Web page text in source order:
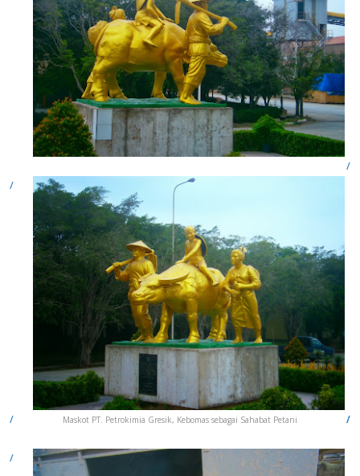
Maskot PT. Petrokimia Gresik, Kebomas sebagai Sahabat Petani